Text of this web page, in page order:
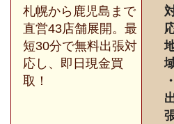
札幌から鹿児島まで
直営43店舗展開。最
短30分で無料出張対
応し、即日現金買
取！
・